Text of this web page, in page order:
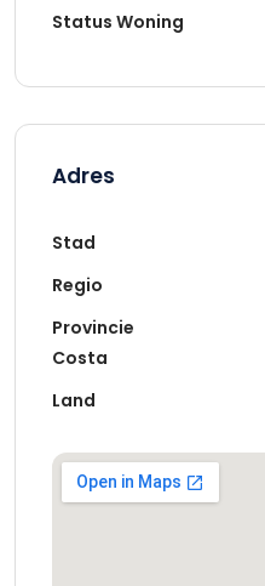
Status Woning
Adres
Stad
Regio
Provincie
Costa
Land